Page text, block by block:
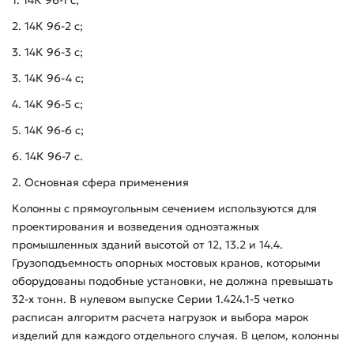
2. 14К 96-2 с;
3. 14К 96-3 с;
3. 14К 96-4 с;
4. 14К 96-5 с;
5. 14К 96-6 с;
6. 14К 96-7 с.
2. Основная сфера применения
Колонны с прямоугольным сечением используются для
проектирования и возведения одноэтажных
промышленных зданий высотой от 12, 13.2 и 14.4.
Грузоподъемность опорных мостовых кранов, которыми
оборудованы подобные установки, не должна превышать
32-х тонн. В нулевом выпуске Серии 1.424.1-5 четко
расписан алгоритм расчета нагрузок и выбора марок
изделий для каждого отдельного случая. В целом, колонны